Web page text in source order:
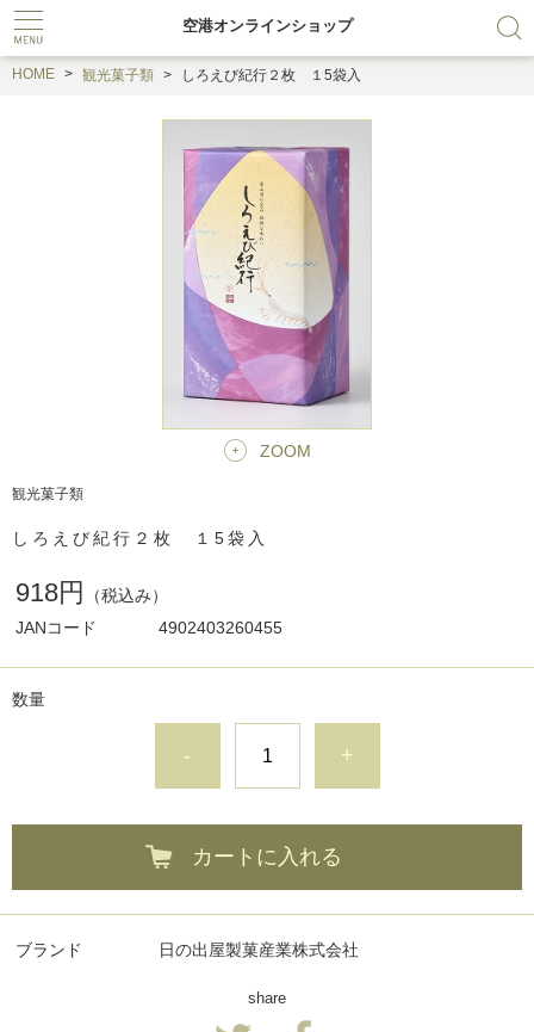
空港オンラインショップ
HOME 観光菓子類 しろえび紀行２枚 １5袋入
ZOOM
観光菓子類
しろえび紀行２枚 １5袋入
918円
（税込み）
JANコード
4902403260455
数量
- +
カートに入れる
ブランド 日の出屋製菓産業株式会社
share